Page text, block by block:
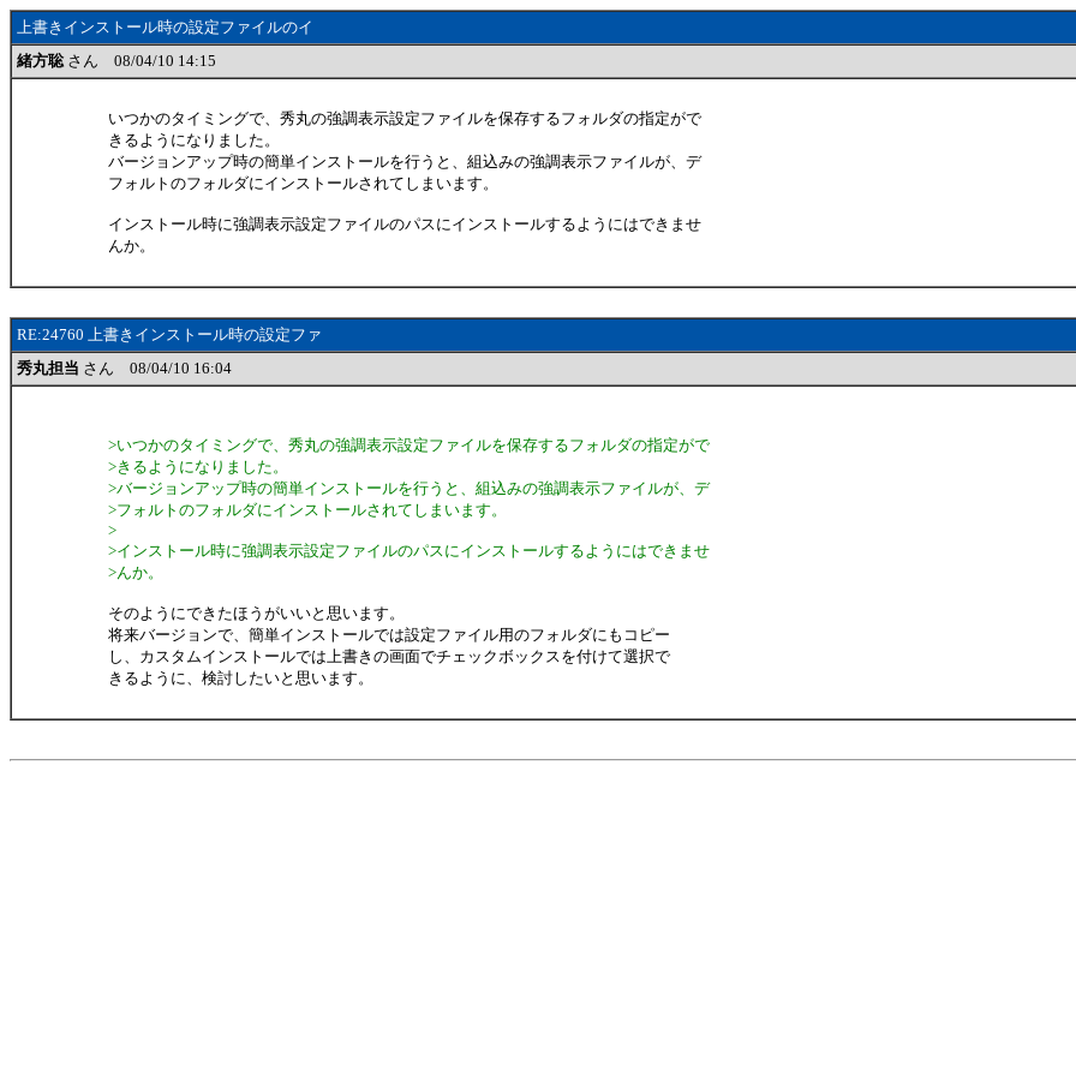
上書きインストール時の設定ファイルのイ
緒方聡 さん 08/04/10 14:15
いつかのタイミングで、秀丸の強調表示設定ファイルを保存するフォルダの指定がで
きるようになりました。
バージョンアップ時の簡単インストールを行うと、組込みの強調表示ファイルが、デ
フォルトのフォルダにインストールされてしまいます。
インストール時に強調表示設定ファイルのパスにインストールするようにはできませ
んか。
RE:24760 上書きインストール時の設定ファ
秀丸担当 さん 08/04/10 16:04
>いつかのタイミングで、秀丸の強調表示設定ファイルを保存するフォルダの指定がで
>きるようになりました。
>バージョンアップ時の簡単インストールを行うと、組込みの強調表示ファイルが、デ
>フォルトのフォルダにインストールされてしまいます。
>
>インストール時に強調表示設定ファイルのパスにインストールするようにはできませ
>んか。
そのようにできたほうがいいと思います。
将来バージョンで、簡単インストールでは設定ファイル用のフォルダにもコピー
し、カスタムインストールでは上書きの画面でチェックボックスを付けて選択で
きるように、検討したいと思います。